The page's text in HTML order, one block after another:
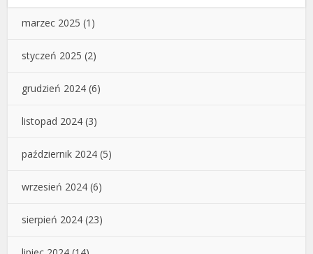
marzec 2025 (1)
styczeń 2025 (2)
grudzień 2024 (6)
listopad 2024 (3)
październik 2024 (5)
wrzesień 2024 (6)
sierpień 2024 (23)